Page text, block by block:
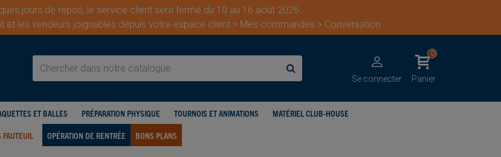
jours de repos, le service client sera fermé du 10 au 16 août 2026.
les vendeurs joignables depuis votre espace client > Mes commandes > Conversation
Se connecter
0
Panier
ET BALLES PRÉPARATION PHYSIQUE TOURNOIS ET ANIMATIONS MATÉRIEL CLUB-HOUSE
FAUTEUIL OPÉRATION DE RENTRÉE BONS PLANS